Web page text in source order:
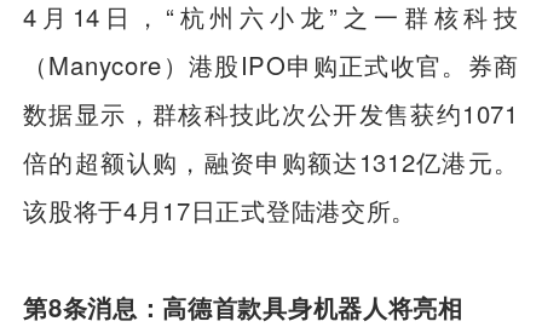
4月14日，“杭州六小龙”之一群核科技
（Manycore）港股IPO申购正式收官。券商
数据显示，群核科技此次公开发售获约1071
倍的超额认购，融资申购额达1312亿港元。
该股将于4月17日正式登陆港交所。
第8条消息：高德首款具身机器人将亮相